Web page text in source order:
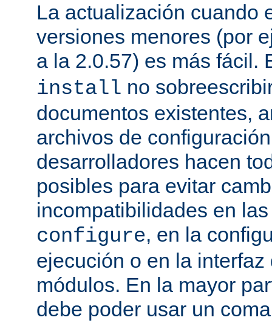
La actualización cuando
versiones menores (por
a la 2.0.57) es más fácil.
install no
documentos existentes,
archivos de
desarrolladores hacen
posibles para evitar
incompatibilidades en
configure, en la
ejecución o en la
módulos. En la mayor
debe poder usar un